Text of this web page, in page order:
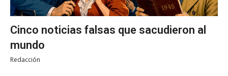
Cinco noticias falsas que sacudieron al
mundo
Redacción